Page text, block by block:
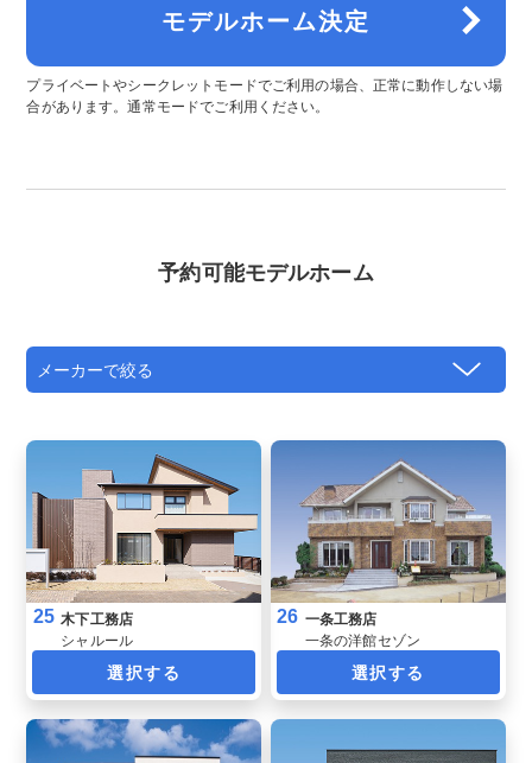
モデルホーム決定
プライベートやシークレットモードでご利用の場合、正常に動作しない場
合があります。通常モードでご利用ください。
予約可能モデルホーム
25 木下工務店
シャルール
選択する
26 一条工務店
一条の洋館セゾン
選択する